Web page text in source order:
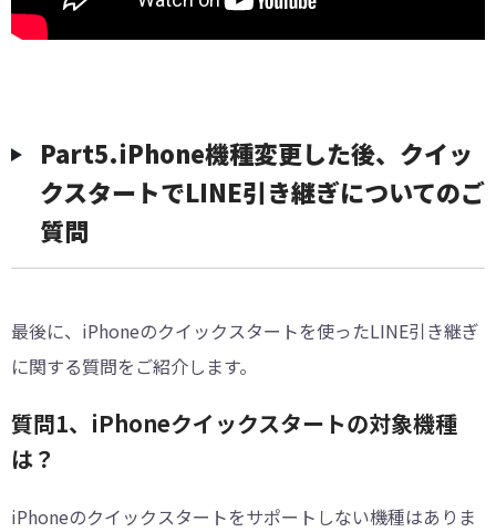
Part5.iPhone機種変更した後、クイッ
クスタートでLINE引き継ぎについてのご
質問
最後に、iPhoneのクイックスタートを使ったLINE引き継ぎ
に関する質問をご紹介します。
質問1、iPhoneクイックスタートの対象機種
は？
iPhoneのクイックスタートをサポートしない機種はありま